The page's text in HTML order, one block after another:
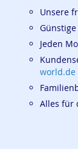
Unsere
Jeden
world.de
Alles für